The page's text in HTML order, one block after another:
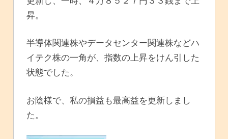
昇。
半導体関連株やデータセンター関連株などハ
イテク株の一角が、指数の上昇をけん引した
状態でした。
お陰様で、私の損益も最高益を更新しまし
た。